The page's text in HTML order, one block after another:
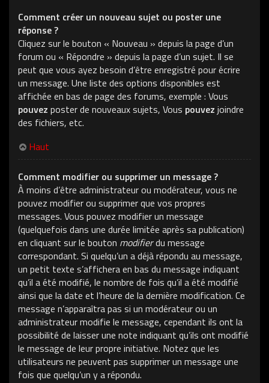
Comment créer un nouveau sujet ou poster une
réponse ?
Cliquez sur le bouton « Nouveau » depuis la page d’un
forum ou « Répondre » depuis la page d’un sujet. Il se
peut que vous ayez besoin d’être enregistré pour écrire
un message. Une liste des options disponibles est
affichée en bas de page des forums, exemple : Vous
pouvez poster de nouveaux sujets, Vous pouvez joindre
des fichiers, etc.
Haut
Comment modifier ou supprimer un message ?
À moins d’être administrateur ou modérateur, vous ne
pouvez modifier ou supprimer que vos propres
messages. Vous pouvez modifier un message
(quelquefois dans une durée limitée après sa publication)
en cliquant sur le bouton modifierdu message
correspondant. Si quelqu’un a déjà répondu au message,
un petit texte s’affichera en bas du message indiquant
qu’il a été modifié, le nombre de fois qu’il a été modifié
ainsi que la date et l’heure de la dernière modification. Ce
message n’apparaîtra pas si un modérateur ou un
administrateur modifie le message, cependant ils ont la
possibilité de laisser une note indiquant qu’ils ont modifié
le message de leur propre initiative. Notez que les
utilisateurs ne peuvent pas supprimer un message une
fois que quelqu’un y a répondu.